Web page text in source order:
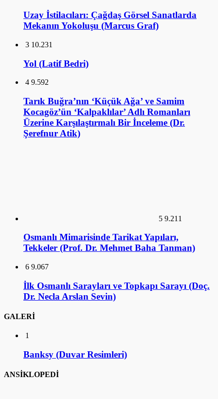
Uzay İstilacıları: Çağdaş Görsel Sanatlarda
Mekanın Yokoluşu (Marcus Graf)
3 10.231
Yol (Latif Bedri)
4 9.592
Tarık Buğra’nın ‘Küçük Ağa’ ve Samim
Kocagöz’ün ‘Kalpaklılar’ Adlı Romanları
Üzerine Karşılaştırmalı Bir İnceleme (Dr.
Şerefnur Atik)
5 9.211
Osmanlı Mimarisinde Tarikat Yapıları,
Tekkeler (Prof. Dr. Mehmet Baha Tanman)
6 9.067
İlk Osmanlı Sarayları ve Topkapı Sarayı (Doç.
Dr. Necla Arslan Sevin)
GALERİ
1
Banksy (Duvar Resimleri)
ANSİKLOPEDİ